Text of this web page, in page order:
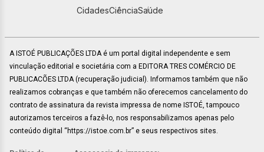
CidadesCiênciaSaúde
A ISTOÉ PUBLICAÇÕES LTDA é um portal digital independente e sem
vinculação editorial e societária com a EDITORA TRES COMÉRCIO DE
PUBLICACÕES LTDA (recuperação judicial). Informamos também que não
realizamos cobranças e que também não oferecemos cancelamento do
contrato de assinatura da revista impressa de nome ISTOÉ, tampouco
autorizamos terceiros a fazê-lo, nos responsabilizamos apenas pelo
conteúdo digital “https://istoe.com.br” e seus respectivos sites.